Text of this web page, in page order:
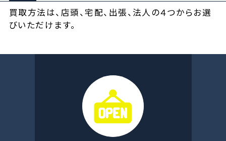
買取方法は、店頭、宅配、出張、法人の４つからお選
びいただけます。